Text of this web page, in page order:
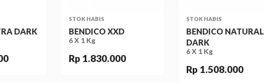
DARK
STOK HABIS
BENDICO XXD
6 X 1 Kg
Rp 1.830.000
STOK HABIS
BENDICO NATURAL
DARK
6 X 1 Kg
Rp 1.508.000